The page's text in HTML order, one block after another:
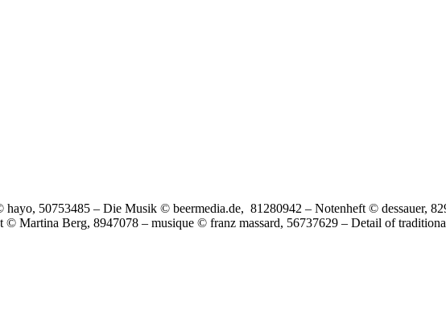
hayo, 50753485 – Die Musik © beermedia.de, 81280942 – Notenheft © dessauer,
Martina Berg, 8947078 – musique © franz massard, 56737629 – Detail of